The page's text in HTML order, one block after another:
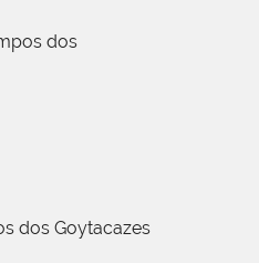
dos
dos Goytacazes